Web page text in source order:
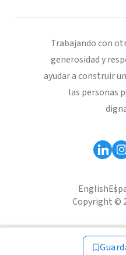
Trabajando con
generosidad y
ayudar a construir
las personas
English
Copyright ©